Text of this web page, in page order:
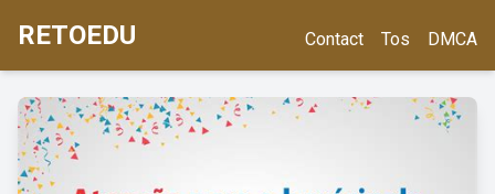
RETOEDU Contact Tos DMCA